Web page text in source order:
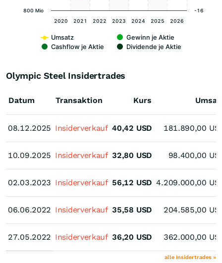
Umsatz
Gewinn je Aktie
Cashflow je Aktie
Dividende je Aktie
2020 2021 2022 2023 2024 2025 2026
800 Mio -16
Olympic Steel Insidertrades
Datum
08.12.2025
10.09.2025
02.03.2023
06.06.2022
27.05.2022
Transaktion Kurs
08.12.2025 Insiderverkauf 40,42 USD 181.890,00
10.09.2025 Insiderverkauf 32,80 USD 98.400,00
02.03.2023 Insiderverkauf 56,12 USD 4.209.000,00
06.06.2022 Insiderverkauf 35,58 USD 204.585,00
27.05.2022 Insiderverkauf 36,20 USD 362.000,00
alle Insidertrades »